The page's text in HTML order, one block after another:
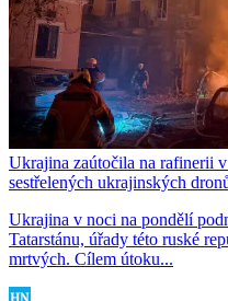
Ukrajina zaútočila na rafinerii
sestřelených ukrajinských
Ukrajina v noci na pondělí
Tatarstánu, úřady této ruské
mrtvých. Cílem útoku...